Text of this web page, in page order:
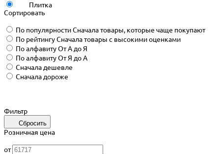
Плитка
Сортировать
По популярностиСначала товары, которые чаще покупают
По рейтингуСначала товары с высокими оценками
По алфавитуОт А до Я
По алфавитуОт Я до А
Сначала дешевле
Сначала дороже
Фильтр
Сбросить
Розничная цена
от